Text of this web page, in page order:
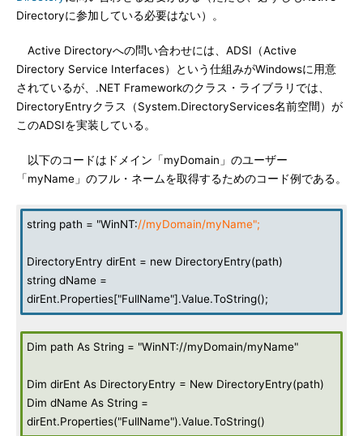
Directoryに参加している必要はない）。
Active Directoryへの問い合わせには、ADSI（Active
Directory Service Interfaces）という仕組みがWindowsに用意
されているが、.NET Frameworkのクラス・ライブラリでは、
DirectoryEntryクラス（System.DirectoryServices名前空間）が
このADSIを実装している。
以下のコードはドメイン「myDomain」のユーザー
「myName」のフル・ネームを取得するためのコード例である。
string path = "WinNT://myDomain/myName";
DirectoryEntry dirEnt = new DirectoryEntry(path)
string dName =
dirEnt.Properties["FullName"].Value.ToString();
Dim path As String = "WinNT://myDomain/myName"
Dim dirEnt As DirectoryEntry = New DirectoryEntry(path)
Dim dName As String =
dirEnt.Properties("FullName").Value.ToString()